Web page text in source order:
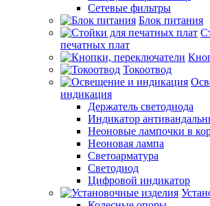
Сетевые фильтры
Блок питания
печатных плат
Токоотвод
индикация
Держатель светодиода
Индикатор
Неоновые лампочки в
Неоновая лампа
Светоарматура
Светодиод
Цифровой индикатор